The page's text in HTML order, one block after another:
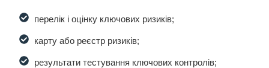
перелік і оцінку ключових ризиків;
карту або реєстр ризиків;
результати тестування ключових контролів;